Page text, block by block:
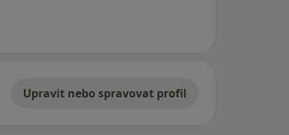
Upravit nebo spravovat profil